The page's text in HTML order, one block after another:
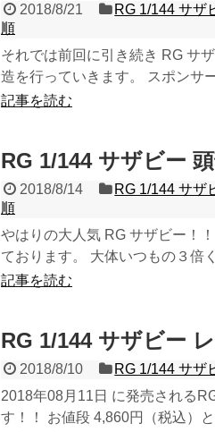
2018/8/21 RG 1/144 サザ
順
それでは前回に引き続き RG サ
造を行っていきます。 スポンサ
記事を読む
RG 1/144 サザビー
2018/8/14 RG 1/144 サザ
順
やはりの大人気 RG サザビー！
ております。 大体いつもの３倍
記事を読む
RG 1/144 サザビー
2018/8/10 RG 1/144 サザ
2018年08月11日 に発売される
す！！ お値段 4,860円（税込）